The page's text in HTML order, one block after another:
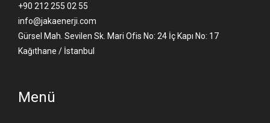
+90 212 255 02 55
info@jakaenerji.com
Gürsel Mah. Sevilen Sk. Mari Ofis No: 24 İç Kapı No: 17
Kağıthane / İstanbul
Menü